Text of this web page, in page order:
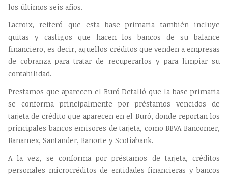
los últimos seis años.
Lacroix, reiteró que esta base primaria también incluye
quitas y castigos que hacen los bancos de su balance
financiero, es decir, aquellos créditos que venden a empresas
de cobranza para tratar de recuperarlos y para limpiar su
contabilidad.
Prestamos que aparecen el Buró Detalló que la base primaria
se conforma principalmente por préstamos vencidos de
tarjeta de crédito que aparecen en el Buró, donde reportan los
principales bancos emisores de tarjeta, como BBVA Bancomer,
Banamex, Santander, Banorte y Scotiabank.
A la vez, se conforma por préstamos de tarjeta, créditos
personales microcréditos de entidades financieras y bancos